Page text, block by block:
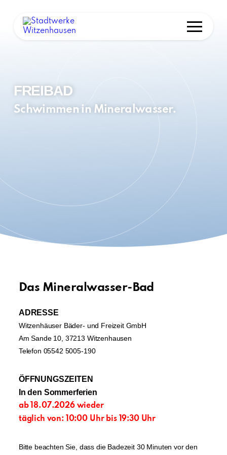
FREIBAD
Schwimmen in Mineralwasser.
Das Mineralwasser-Bad
ADRESSE
Witzenhäuser Bäder- und Freizeit GmbH
Am Sande 10, 37213 Witzenhausen
Telefon 05542 5005-190
ÖFFNUNGSZEITEN
In den Sommerferien
ab 18.07.2026 wieder
täglich von: 10:00 Uhr bis 19:30 Uhr
Bitte beachten Sie, dass die Badezeit 30 Minuten vor den